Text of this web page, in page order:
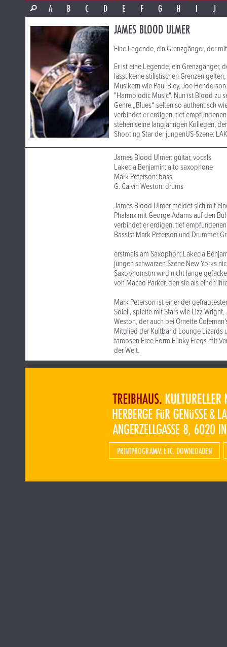
A
B C D E F G H I J
JAMES BLOOD ULMER
Eine Legende, ein Grenzgänger, der
Er ist eine Legende, ein Grenzgänger,
lässt keine stilistischen Grenzen
Musikern wie Paul Bley, Joe
"Harmolodic Music". Nun ist Blood zu
Genre „Blues“ selten so authentisch
verbindet er erdigen, tief
stehen seine langjährigen Kollegen,
Shooting Star der jungenUS-Szene:
James Blood Ulmer: guitar, vocals
Lakecia Benjamin: alto saxophone
Mark Peterson: bass
G. Calvin Weston: drums
James Blood Ulmer meldet sich mit
Phalanx mit George Adams auf den
verbindet er erdigen, tief
Bassist Mark Peterson und Drummer
erstmals am Saxophon: Lakecia
jungen schwarzen Szene New Yorks
Saxophonistin wird nicht lange
von Maceo Parker, den sie als einen
Mark Peterson ist einer der
Soleil, spielte mit Stars wie Lizz
Weston, der auch bei Ornette
Mitglied der Kultband Lounge Lizards
famosen Free Form Funky Freqs mit
der Welt.
PRINTPROGRAMM ETC. DOWNLOADEN